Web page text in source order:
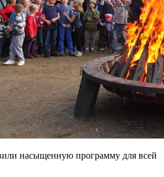
насыщенную программу для всей